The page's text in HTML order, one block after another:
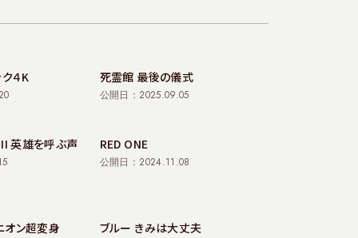
４K 死霊館 最後の儀式
公開日：2025.09.05
II 英雄を呼ぶ声 RED ONE
公開日：2024.11.08
オン超変身 ブルー きみは大丈夫